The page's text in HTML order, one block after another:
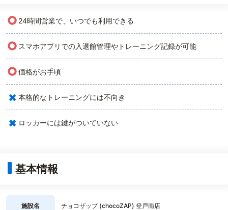
○ 24時間営業で、いつでも利用できる
○ スマホアプリでの入退館管理やトレーニング記録が可能
○価格がお手頃
× 本格的なトレーニングには不向き
× ロッカーには鍵がついていない
基本情報
施設名 チョコザップ (chocoZAP) 登戸南店